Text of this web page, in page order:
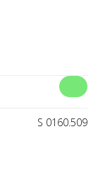
S 0160.509